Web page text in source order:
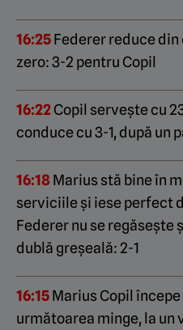
16:25Federer reduce
zero: 3-2 pentru Copil
16:22Copil servește cu
conduce cu 3-1, după un
16:18Marius stă bine în
serviciile și iese perfect
Federer nu se regăsește
dublă greșeală: 2-1
16:15Marius Copil
următoarea minge, la un